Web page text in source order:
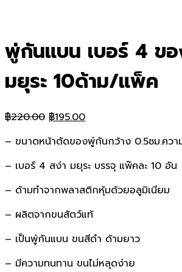
พู่กันแบน เบอร์ 4 ข
มยุระ 10ด้าม/แพ็ค
฿220.00 Original
was:
฿220.00.
฿195.00Current
is:
฿195.00.
– ขนาดหน้าตัดของพู่กันกว้าง 0.5ซม.ควา
– เบอร์ 4 สง่า มยุระ บรรจุ แพ๊คละ 10 อัน
– ด้ามทำจากพลาสติกหุ้มด้วยอลูมิเนียม
– ผลิตจากขนสัตว์แท้
– เป็นพู่กันแบน ขนสีดำ ด้ามยาว
– มีความทนทาน ขนไม่หลุดง่าย